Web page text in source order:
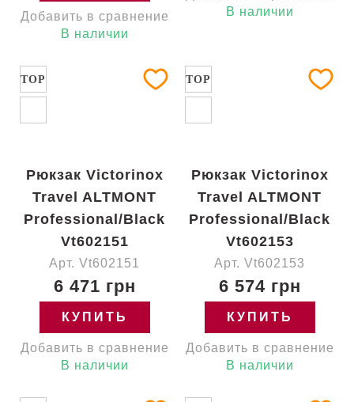
Добавить в сравнение
В наличии
В наличии
TOP
Рюкзак Victorinox
Travel ALTMONT
Professional/Black
Vt602151
Арт. Vt602151
6 471 грн
КУПИТЬ
Добавить в сравнение
В наличии
TOP
Рюкзак Victorinox
Travel ALTMONT
Professional/Black
Vt602153
Арт. Vt602153
6 574 грн
КУПИТЬ
Добавить в сравнение
В наличии